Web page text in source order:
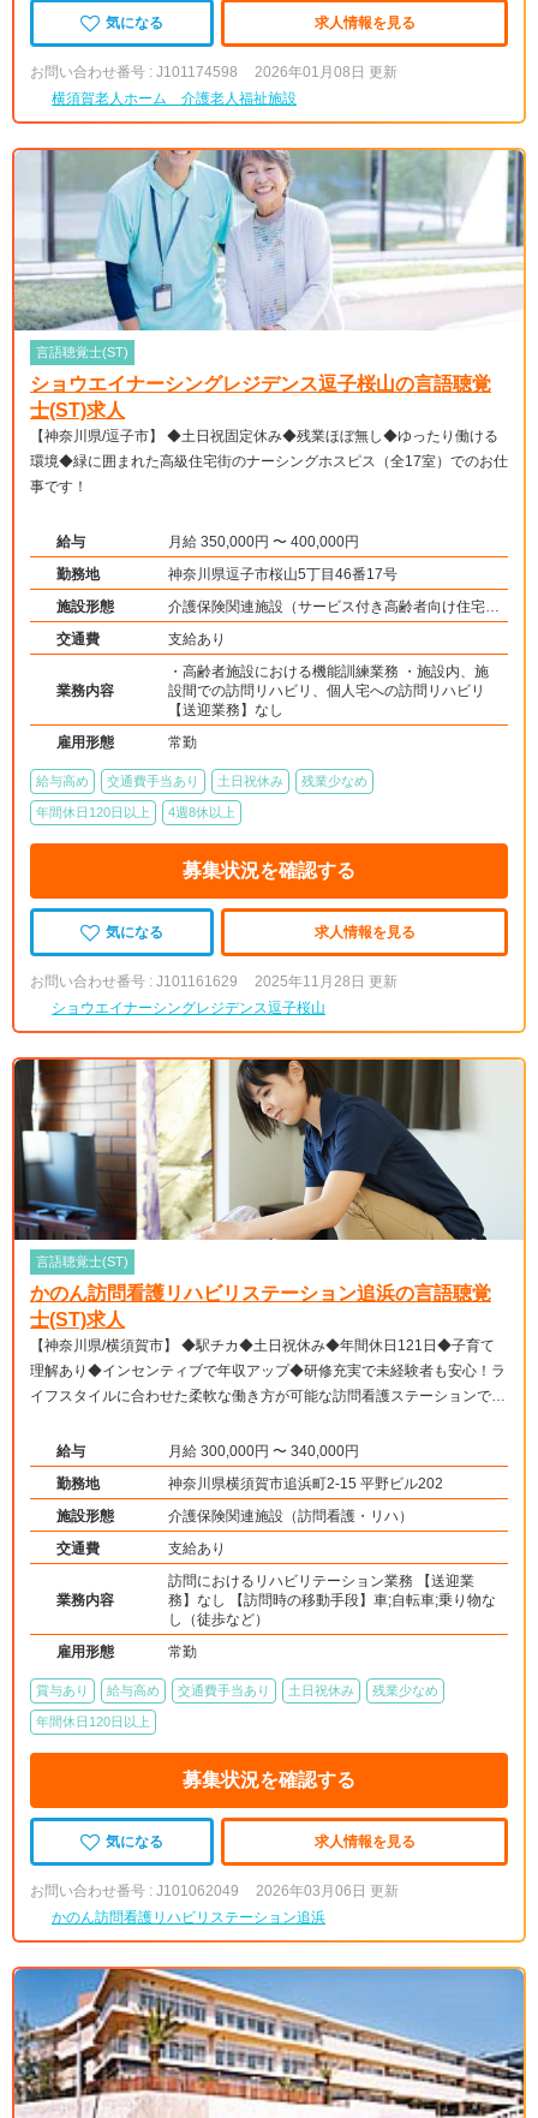
気になる 求人情報を見る
お問い合わせ番号 : J101174598
2026年01月08日 更新
横須賀老人ホーム 介護老人福祉施設
言語聴覚士(ST)
ショウエイナーシングレジデンス逗子桜山の言語聴覚
士(ST)求人
【神奈川県/逗子市】 ◆土日祝固定休み◆残業ほぼ無し◆ゆったり働ける
環境◆緑に囲まれた高級住宅街のナーシングホスピス（全17室）でのお仕
事です！
給与
月給 350,000円 〜 400,000円
勤務地
神奈川県逗子市桜山5丁目46番17号
施設形態
介護保険関連施設（サービス付き高齢者向け住宅/
訪問看護・リハ）
交通費 支給あり
業務内容
・高齢者施設における機能訓練業務 ・施設内、施
設間での訪問リハビリ、個人宅への訪問リハビリ
【送迎業務】なし
雇用形態
常勤
給与高め 交通費手当あり 土日祝休み 残業少なめ
年間休日120日以上 4週8休以上
募集状況を確認する
気になる 求人情報を見る
お問い合わせ番号 : J101161629
2025年11月28日 更新
ショウエイナーシングレジデンス逗子桜山
言語聴覚士(ST)
かのん訪問看護リハビリステーション追浜の言語聴覚
士(ST)求人
【神奈川県/横須賀市】 ◆駅チカ◆土日祝休み◆年間休日121日◆子育て
理解あり◆インセンティブで年収アップ◆研修充実で未経験者も安心！ラ
イフスタイルに合わせた柔軟な働き方が可能な訪問看護ステーションです
給与
月給 300,000円 〜 340,000円
勤務地
神奈川県横須賀市追浜町2-15 平野ビル202
施設形態
介護保険関連施設（訪問看護・リハ）
交通費
支給あり
業務内容
訪問におけるリハビリテーション業務 【送迎業
務】なし 【訪問時の移動手段】車;自転車;乗り物な
し（徒歩など）
雇用形態
常勤
賞与あり 給与高め 交通費手当あり 土日祝休み 残業少なめ
年間休日120日以上
募集状況を確認する
気になる 求人情報を見る
お問い合わせ番号 : J101062049
2026年03月06日 更新
かのん訪問看護リハビリステーション追浜